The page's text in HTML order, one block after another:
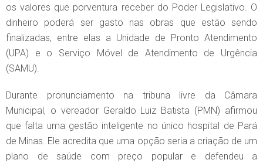
os valores que porventura receber do Poder Legislativo. O
dinheiro poderá ser gasto nas obras que estão sendo
finalizadas, entre elas a Unidade de Pronto Atendimento
(UPA) e o Serviço Móvel de Atendimento de Urgência
(SAMU).
Durante pronunciamento na tribuna livre da Câmara
Municipal, o vereador Geraldo Luiz Batista (PMN) afirmou
que falta uma gestão inteligente no único hospital de Pará
de Minas. Ele acredita que uma opção seria a criação de um
plano de saúde com preço popular e defendeu a